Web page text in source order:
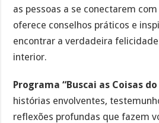
as pessoas a se conectarem
oferece conselhos práticos e
encontrar a verdadeira
interior.
Programa “Buscai as Coisas
histórias envolventes,
reflexões profundas que fazem